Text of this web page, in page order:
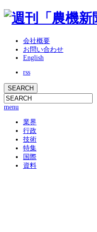
会社概要
お問い合わせ
English
rss
menu
業界
行政
技術
特集
国際
資料